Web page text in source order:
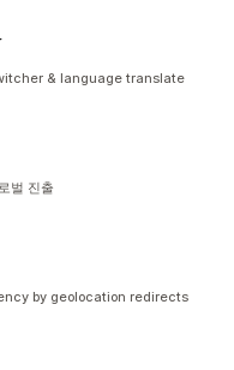
& language translate
벌 진출
by geolocation redirects